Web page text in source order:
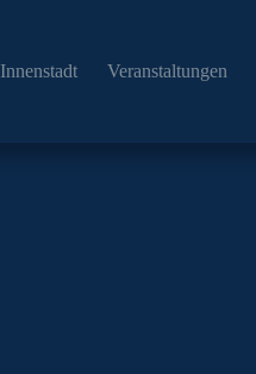
Innenstadt Veranstaltungen